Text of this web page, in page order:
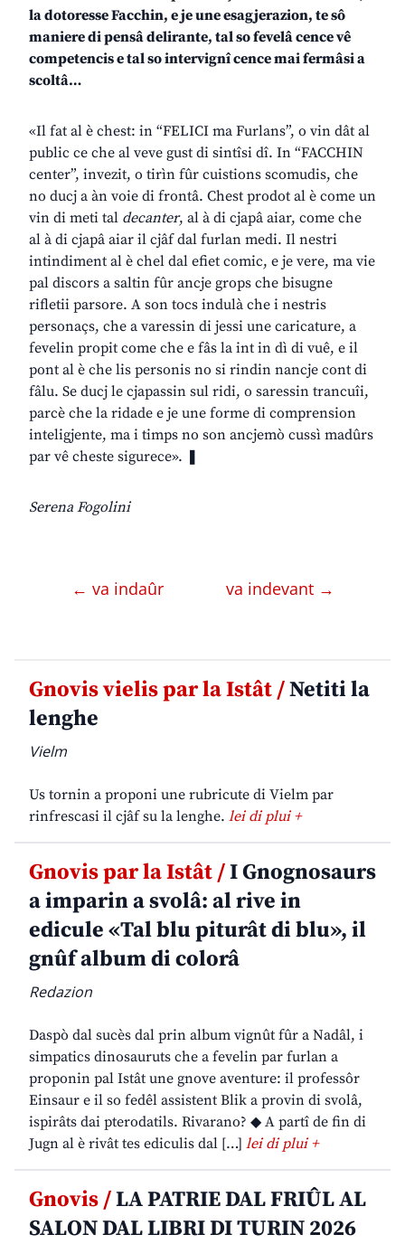
la dotoresse Facchin, e je une esagjerazion, te sô
maniere di pensâ delirante, tal so fevelâ cence vê
competencis e tal so intervignî cence mai fermâsi a
scoltâ…
«Il fat al è chest: in “FELICI ma Furlans”, o vin dât al
public ce che al veve gust di sintîsi dî. In “FACCHIN
center”, invezit, o tirìn fûr cuistions scomudis, che
no ducj a àn voie di frontâ. Chest prodot al è come un
vin di meti tal decanter, al à di cjapâ aiar, come che
al à di cjapâ aiar il cjâf dal furlan medi. Il nestri
intindiment al è chel dal efiet comic, e je vere, ma vie
pal discors a saltin fûr ancje grops che bisugne
rifletii parsore. A son tocs indulà che i nestris
personaçs, che a varessin di jessi une caricature, a
fevelin propit come che e fâs la int in dì di vuê, e il
pont al è che lis personis no si rindin nancje cont di
fâlu. Se ducj le cjapassin sul ridi, o saressin trancuîi,
parcè che la ridade e je une forme di comprension
inteligjente, ma i timps no son ancjemò cussì madûrs
par vê cheste sigurece». ❚
Serena Fogolini
← va indaûr va indevant →
Gnovis vielis par la Istât /Netiti la
lenghe
Vielm
Us tornin a proponi une rubricute di Vielm par
rinfrescasi il cjâf su la lenghe. lei di plui +
Gnovis par la Istât /I Gnognosaurs
a imparin a svolâ: al rive in
edicule «Tal blu piturât di blu», il
gnûf album di colorâ
Redazion
Daspò dal sucès dal prin album vignût fûr a Nadâl, i
simpatics dinosauruts che a fevelin par furlan a
proponin pal Istât une gnove aventure: il professôr
Einsaur e il so fedêl assistent Blik a provin di svolâ,
ispirâts dai pterodatils. Rivarano? ◆ A partî de fin di
Jugn al è rivât tes ediculis dal […] lei di plui +
Gnovis /LA PATRIE DAL FRIÛL AL
SALON DAL LIBRI DI TURIN 2026